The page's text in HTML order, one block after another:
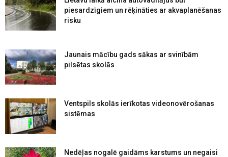
piesardzīgiem un rēķināties ar akvaplanēšanas
risku
Jaunais mācību gads sākas ar svinībām
pilsētas skolās
Ventspils skolās ierīkotas videonovērošanas
sistēmas
Nedēļas nogalē gaidāms karstums un negaisi